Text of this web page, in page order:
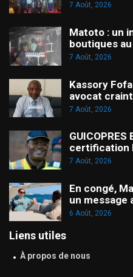
7 Août, 2026
Matoto : un
boutiques
7 Août, 2026
Kassory
avocat craint
7 Août, 2026
certification
7 Août, 2026
En congé,
un message
6 Août, 2026
Liens utiles
À propos de nous